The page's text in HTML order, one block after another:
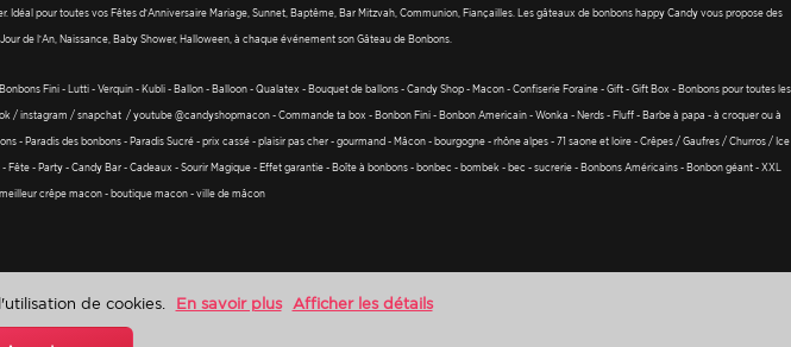
de cookies. En savoir plus Afficher les détails
pour toutes vos Fêtes d’Anniversaire Mariage, Sunnet, Baptême, Bar Mitzvah, Communion, Fiançailles. Les gâteaux de bonbons happy Candy vous propose des
de l’An, Naissance, Baby Shower, Halloween, à chaque événement son Gâteau de Bonbons.
Fini - Lutti - Verquin - Kubli - Ballon - Balloon - Qualatex - Bouquet de ballons - Candy Shop - Macon - Confiserie Foraine - Gift - Gift Box - Bonbons pour toutes les
instagram / snapchat / youtube @candyshopmacon - Commande ta box - Bonbon Fini - Bonbon Americain - Wonka - Nerds - Fluff - Barbe à papa - à croquer ou à
Paradis des bonbons - Paradis Sucré - prix cassé - plaisir pas cher - gourmand - Mâcon - bourgogne - rhône alpes - 71 saone et loire - Crêpes / Gaufres / Churros / Ice
- Party - Candy Bar - Cadeaux - Sourir Magique - Effet garantie - Boîte à bonbons - bonbec - bombek - bec - sucrerie - Bonbons Américains - Bonbon géant - XXL
crêpe macon - boutique macon - ville de mâcon